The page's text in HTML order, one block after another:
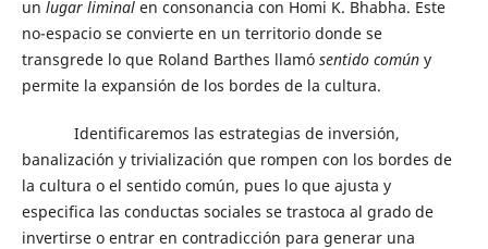
un lugar liminalen consonancia con Homi K. Bhabha. Este
no-espacio se convierte en un territorio donde se
transgrede lo que Roland Barthes llamó sentido comúny
permite la expansión de los bordes de la cultura.
Identificaremos las estrategias de inversión,
banalización y trivialización que rompen con los bordes de
la cultura o el sentido común, pues lo que ajusta y
especifica las conductas sociales se trastoca al grado de
invertirse o entrar en contradicción para generar una